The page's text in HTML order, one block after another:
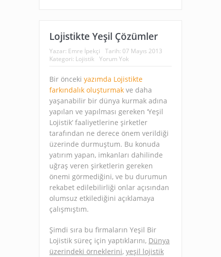
Lojistikte Yeşil Çözümler
Yazar: Emre İpekçi Tarih: 07 Mayıs 2013
Kategori: Lojistik Yorum Yok
Bir önceki yazımda Lojistikte
farkındalık oluşturmak ve daha
yaşanabilir bir dünya kurmak adına
yapılan ve yapılması gereken ‘Yeşil
Lojistik’ faaliyetlerine şirketler
tarafından ne derece önem verildiği
üzerinde durmuştum. Bu konuda
yatırım yapan, imkanları dahilinde
uğraş veren şirketlerin gereken
önemi görmediğini, ve bu durumun
rekabet edilebilirliği onlar açısından
olumsuz etkilediğini açıklamaya
çalışmıştım.
Şimdi sıra bu firmaların Yeşil Bir
Lojistik süreç için yaptıklarını, Dünya
üzerindeki örneklerini, yeşil lojistik